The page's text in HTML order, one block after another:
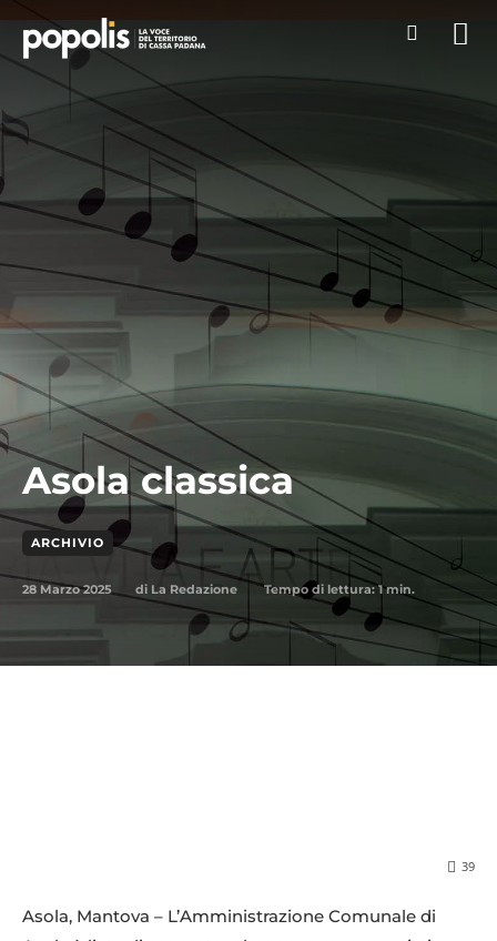
Asola classica
ARCHIVIO
28 Marzo 2025 di La Redazione Tempo di lettura:1min.
39
Asola, Mantova – L’Amministrazione Comunale di